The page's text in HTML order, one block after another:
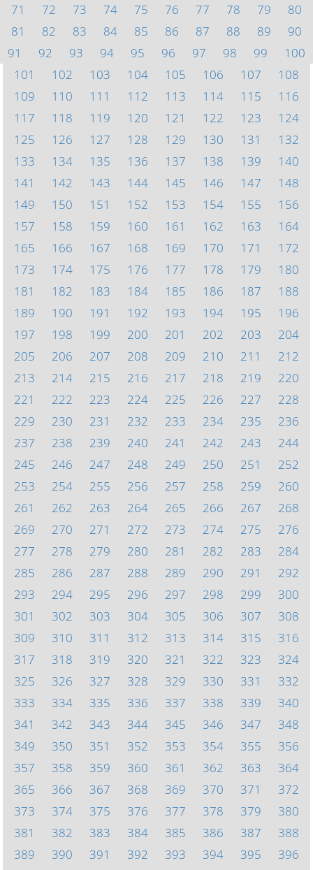
71
72 73 74 75 76 77 78 79
80
81
82 83 84 85 86 87 88 89
90
91
92 93 94 95 96 97 98 99
100
101
102 103 104 105 106 107
108
109
110 111 112 113 114 115
116
117
118 119 120 121 122 123
124
125
126 127 128 129 130 131
132
133
134 135 136 137 138 139
140
141
142 143 144 145 146 147
148
149
150 151 152 153 154 155
156
157
158 159 160 161 162 163
164
165
166 167 168 169 170 171
172
173
174 175 176 177 178 179
180
181
182 183 184 185 186 187
188
189
190 191 192 193 194 195
196
197
198 199 200 201 202 203
204
205
206 207 208 209 210 211
212
213
214 215 216 217 218 219
220
221
222 223 224 225 226 227
228
229
230 231 232 233 234 235
236
237
238 239 240 241 242 243
244
245
246 247 248 249 250 251
252
253
254 255 256 257 258 259
260
261
262 263 264 265 266 267
268
269
270 271 272 273 274 275
276
277
278 279 280 281 282 283
284
285
286 287 288 289 290 291
292
293
294 295 296 297 298 299
300
301
302 303 304 305 306 307
308
309
310 311 312 313 314 315
316
317
318 319 320 321 322 323
324
325
326 327 328 329 330 331
332
333
334 335 336 337 338 339
340
341
342 343 344 345 346 347
348
349
350 351 352 353 354 355
356
357
358 359 360 361 362 363
364
365
366 367 368 369 370 371
372
373
374 375 376 377 378 379
380
381
382 383 384 385 386 387
388
389
390 391 392 393 394 395
396